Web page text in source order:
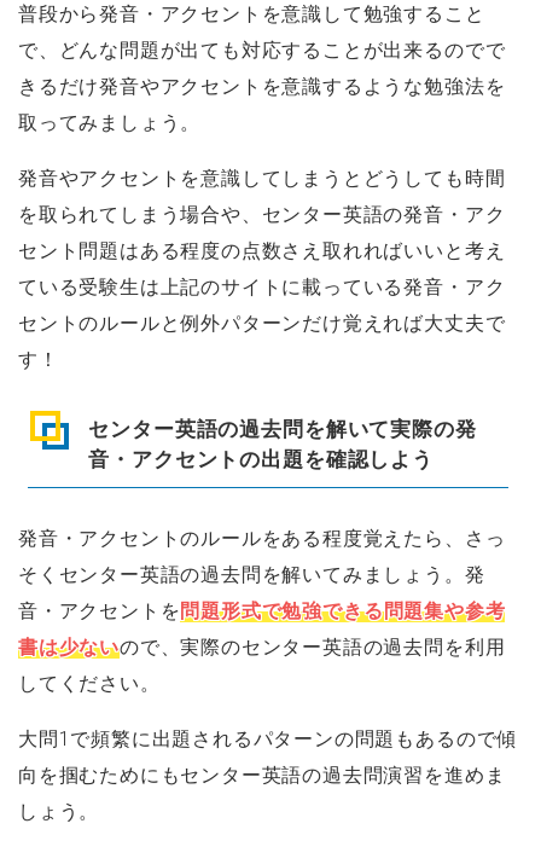
普段から発音・アクセントを意識して勉強すること
で、どんな問題が出ても対応することが出来るのでで
きるだけ発音やアクセントを意識するような勉強法を
取ってみましょう。
発音やアクセントを意識してしまうとどうしても時間
を取られてしまう場合や、センター英語の発音・アク
セント問題はある程度の点数さえ取れればいいと考え
ている受験生は上記のサイトに載っている発音・アク
セントのルールと例外パターンだけ覚えれば大丈夫で
す！
センター英語の過去問を解いて実際の発
音・アクセントの出題を確認しよう
発音・アクセントのルールをある程度覚えたら、さっ
そくセンター英語の過去問を解いてみましょう。発
音・アクセントを問題形式で勉強できる問題集や参考
書は少ないので、実際のセンター英語の過去問を利用
してください。
大問1で頻繁に出題されるパターンの問題もあるので傾
向を掴むためにもセンター英語の過去問演習を進めま
しょう。